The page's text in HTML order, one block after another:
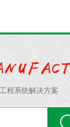
程系统解决方案